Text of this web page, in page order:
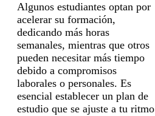
Algunos estudiantes optan por
acelerar su formación,
dedicando más horas
semanales, mientras que otros
pueden necesitar más tiempo
debido a compromisos
laborales o personales. Es
esencial establecer un plan de
estudio que se ajuste a tu ritmo